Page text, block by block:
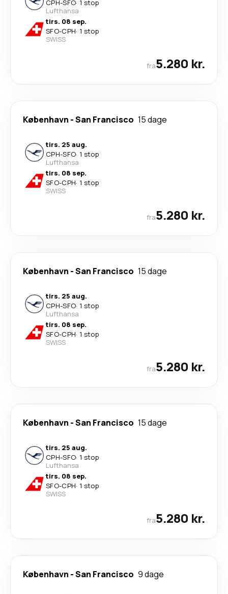
CPH-SFO· 1 stop
Lufthansa
tirs. 08 sep.
SFO-CPH· 1 stop
SWISS
fra5.280 kr.
København -San Francisco 15 dage
tirs. 25 aug.
CPH-SFO· 1 stop
Lufthansa
tirs. 08 sep.
SFO-CPH· 1 stop
SWISS
fra5.280 kr.
København -San Francisco 15 dage
tirs. 25 aug.
CPH-SFO· 1 stop
Lufthansa
tirs. 08 sep.
SFO-CPH· 1 stop
SWISS
fra5.280 kr.
København -San Francisco 15 dage
tirs. 25 aug.
CPH-SFO· 1 stop
Lufthansa
tirs. 08 sep.
SFO-CPH· 1 stop
SWISS
fra5.280 kr.
København -San Francisco 9 dage